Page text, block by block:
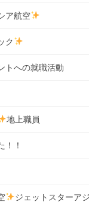
ア航空
ク
トへの就職活動
地上職員
！！
ジェットスターア